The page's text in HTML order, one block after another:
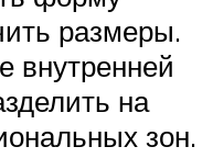
размеры.
внутренней
на
зон.